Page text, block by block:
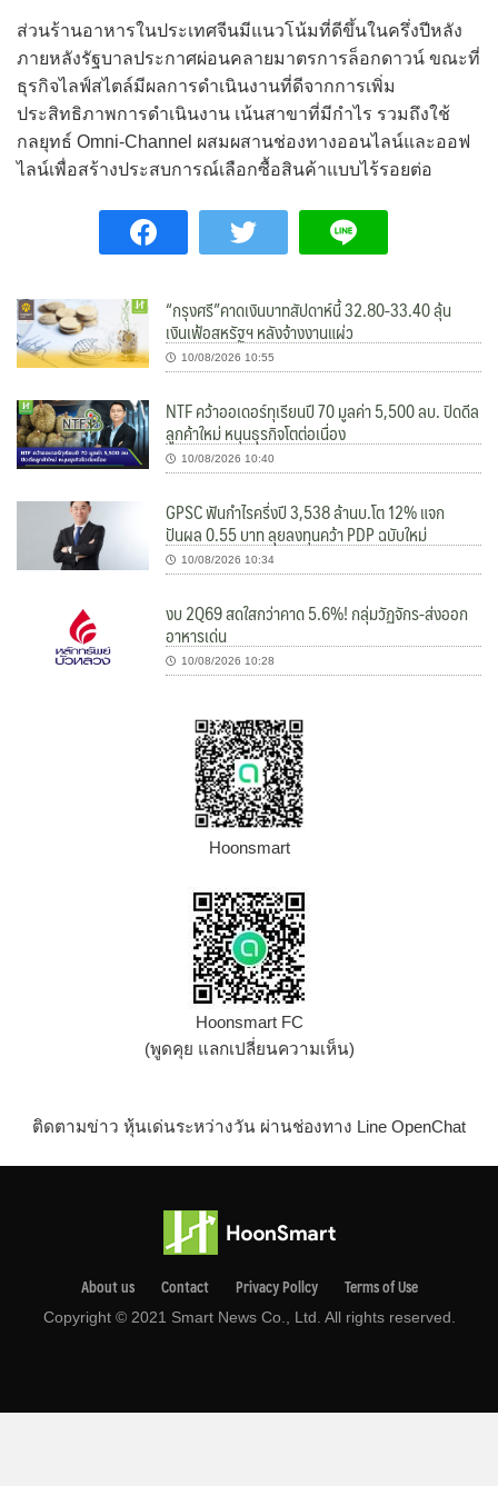
ส่วนร้านอาหารในประเทศจีนมีแนวโน้มที่ดีขึ้นในครึ่งปีหลัง
ภายหลังรัฐบาลประกาศผ่อนคลายมาตรการล็อกดาวน์ ขณะที่
ธุรกิจไลฟ์สไตล์มีผลการดำเนินงานที่ดีจากการเพิ่ม
ประสิทธิภาพการดำเนินงาน เน้นสาขาที่มีกำไร รวมถึงใช้
กลยุทธ์ Omni-Channel ผสมผสานช่องทางออนไลน์และออฟ
ไลน์เพื่อสร้างประสบการณ์เลือกซื้อสินค้าแบบไร้รอยต่อ
“กรุงศรี”คาดเงินบาทสัปดาห์นี้ 32.80-33.40 ลุ้น
เงินเฟ้อสหรัฐฯ หลังจ้างงานแผ่ว
10/08/2026 10:55
NTF คว้าออเดอร์ทุเรียนปี 70 มูลค่า 5,500 ลบ. ปิดดีล
ลูกค้าใหม่ หนุนธุรกิจโตต่อเนื่อง
10/08/2026 10:40
GPSC ฟันกำไรครึ่งปี 3,538 ล้านบ.โต 12% แจก
ปันผล 0.55 บาท ลุยลงทุนคว้า PDP ฉบับใหม่
10/08/2026 10:34
งบ 2Q69 สดใสกว่าคาด 5.6%! กลุ่มวัฏจักร-ส่งออก
อาหารเด่น
10/08/2026 10:28
Hoonsmart
Hoonsmart FC
(พูดคุย แลกเปลี่ยนความเห็น)
ติดตามข่าว หุ้นเด่นระหว่างวัน ผ่านช่องทาง Line OpenChat
About us Contact Privacy Pollcy Terms of Use
Copyright © 2021 Smart News Co., Ltd. All rights reserved.